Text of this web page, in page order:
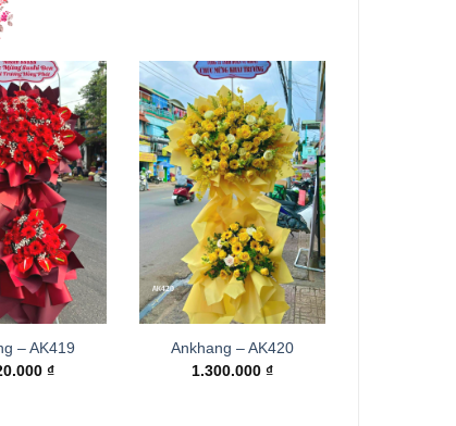
– AK419
₫
Ankhang – AK420
1.300.000 ₫